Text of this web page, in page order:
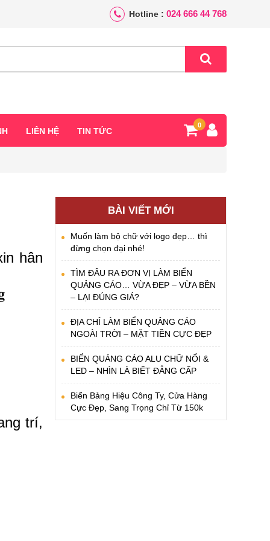
Hotline : 024 666 44 768
LIÊN HỆ TIN TỨC
0
hân
trí,
BÀI VIẾT MỚI
Muốn làm bộ chữ với logo đẹp… thì
đừng chọn đại nhé!
TÌM ĐÂU RA ĐƠN VỊ LÀM BIỂN
QUẢNG CÁO… VỪA ĐẸP – VỪA BỀN
– LẠI ĐÚNG GIÁ?
ĐỊA CHỈ LÀM BIỂN QUẢNG CÁO
NGOÀI TRỜI – MẶT TIỀN CỰC ĐẸP
BIỂN QUẢNG CÁO ALU CHỮ NỔI &
LED – NHÌN LÀ BIẾT ĐẲNG CẤP
Biển Bảng Hiệu Công Ty, Cửa Hàng
Cực Đẹp, Sang Trọng Chỉ Từ 150k